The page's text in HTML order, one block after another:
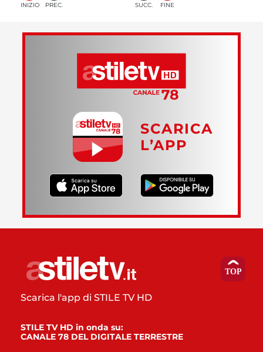
INIZIO PREC. SUCC. FINE
SCARICA
L’APP
Scarica l'app di STILE TV HD
STILE TV HD in onda su:
CANALE 78 DEL DIGITALE TERRESTRE